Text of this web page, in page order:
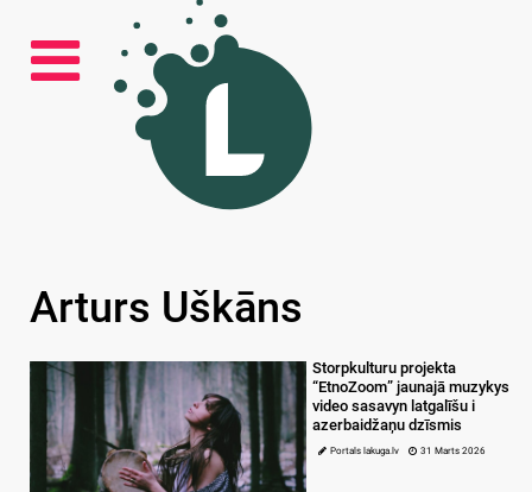
Arturs Uškāns
Storpkulturu projekta
“EtnoZoom” jaunajā muzykys
video sasavyn latgalīšu i
azerbaidžaņu dzīsmis
Portals lakuga.lv 31 Marts 2026